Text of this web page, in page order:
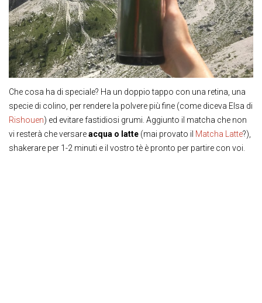
Che cosa ha di speciale? Ha un doppio tappo con una retina, una
specie di colino, per rendere la polvere più fine (come diceva Elsa di
Rishouen) ed evitare fastidiosi grumi. Aggiunto il matcha che non
vi resterà che versareacqua o latte (mai provato il Matcha Latte?),
shakerare per 1-2 minuti e il vostro tè è pronto per partire con voi.